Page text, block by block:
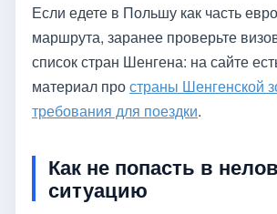
Если едете в Польшу как часть
маршрута, заранее проверьте
список стран Шенгена: на сайте
материал пространы Шенгенской
требования для поездки.
Как не попасть в
ситуацию